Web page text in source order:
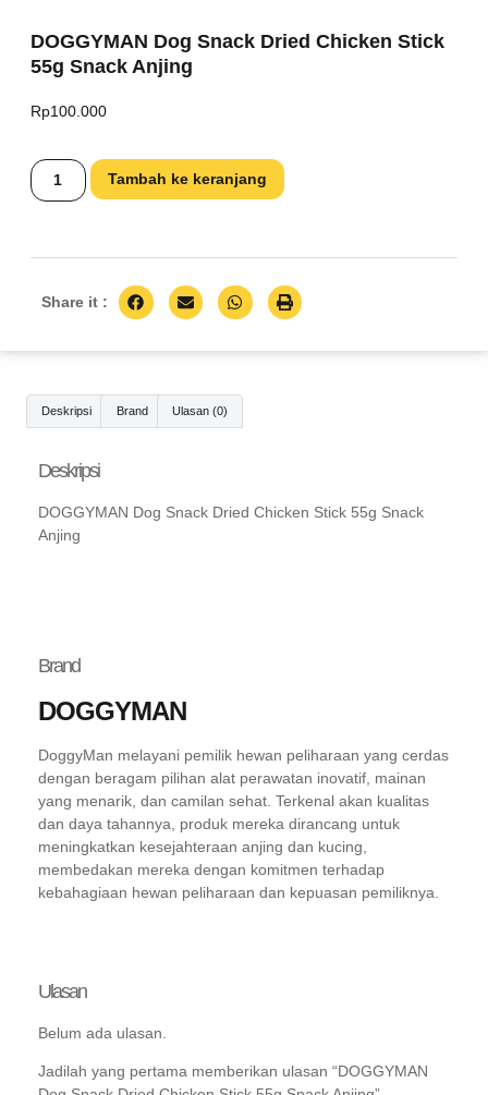
DOGGYMAN Dog Snack Dried Chicken Stick
55g Snack Anjing
Rp100.000
Tambah ke keranjang
Share it :
Deskripsi Brand Ulasan (0)
Deskripsi
DOGGYMAN Dog Snack Dried Chicken Stick 55g Snack
Anjing
Brand
DOGGYMAN
DoggyMan melayani pemilik hewan peliharaan yang cerdas
dengan beragam pilihan alat perawatan inovatif, mainan
yang menarik, dan camilan sehat. Terkenal akan kualitas
dan daya tahannya, produk mereka dirancang untuk
meningkatkan kesejahteraan anjing dan kucing,
membedakan mereka dengan komitmen terhadap
kebahagiaan hewan peliharaan dan kepuasan pemiliknya.
Ulasan
Belum ada ulasan.
Jadilah yang pertama memberikan ulasan “DOGGYMAN